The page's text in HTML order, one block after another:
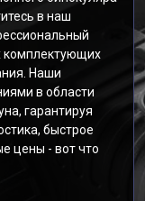
в наш
комплектующих
Наши
в области
гарантируя
быстрое
цены - вот что